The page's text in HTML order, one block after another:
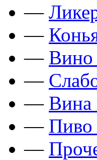
—
—
— Вино
—
— Вина
— Пиво
—